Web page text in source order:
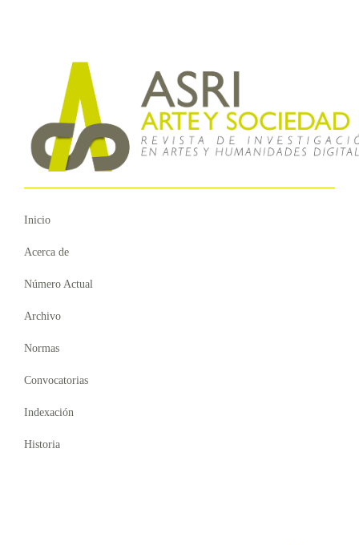
Inicio
Acerca de
Número Actual
Archivo
Normas
Convocatorias
Indexación
Historia